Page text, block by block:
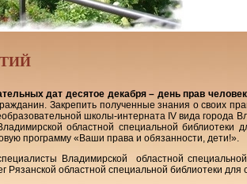
дат десятое декабря – день прав
Закрепить полученные знания о своих
школы-интерната IV вида города
областной специальной
программу «Ваши права и обязанности, дети!».
Владимирской областной
Рязанской областной специальной библиотеки для